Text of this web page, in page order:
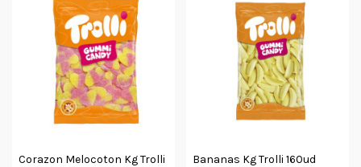
Corazon Melocoton Kg Trolli
Bananas Kg Trolli 160ud